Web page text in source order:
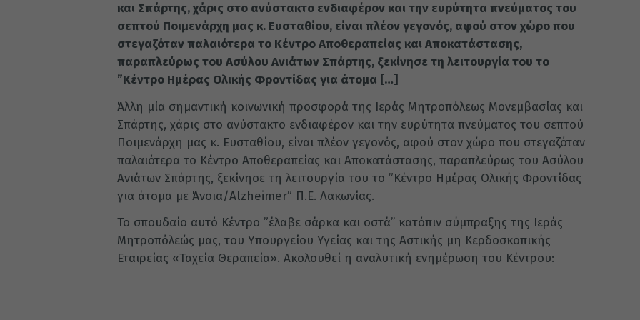
και Σπάρτης, χάρις στο ανύστακτο ενδιαφέρον και την ευρύτητα πνεύματος του
σεπτού Ποιμενάρχη μας κ. Ευσταθίου, είναι πλέον γεγονός, αφού στον χώρο που
στεγαζόταν παλαιότερα το Κέντρο Αποθεραπείας και Αποκατάστασης,
παραπλεύρως του Ασύλου Ανιάτων Σπάρτης, ξεκίνησε τη λειτουργία του το
”Κέντρο Ημέρας Ολικής Φροντίδας για άτομα […]
Άλλη μία σημαντική κοινωνική προσφορά της Ιεράς Μητροπόλεως Μονεμβασίας και
Σπάρτης, χάρις στο ανύστακτο ενδιαφέρον και την ευρύτητα πνεύματος του σεπτού
Ποιμενάρχη μας κ. Ευσταθίου, είναι πλέον γεγονός, αφού στον χώρο που στεγαζόταν
παλαιότερα το Κέντρο Αποθεραπείας και Αποκατάστασης, παραπλεύρως του Ασύλου
Ανιάτων Σπάρτης, ξεκίνησε τη λειτουργία του το ”Κέντρο Ημέρας Ολικής Φροντίδας
για άτομα με Άνοια/Alzheimer” Π.Ε. Λακωνίας.
Το σπουδαίο αυτό Κέντρο ”έλαβε σάρκα και οστά’’ κατόπιν σύμπραξης της Ιεράς
Μητροπόλεώς μας, του Υπουργείου Υγείας και της Αστικής μη Κερδοσκοπικής
Εταιρείας «Ταχεία Θεραπεία». Ακολουθεί η αναλυτική ενημέρωση του Κέντρου: